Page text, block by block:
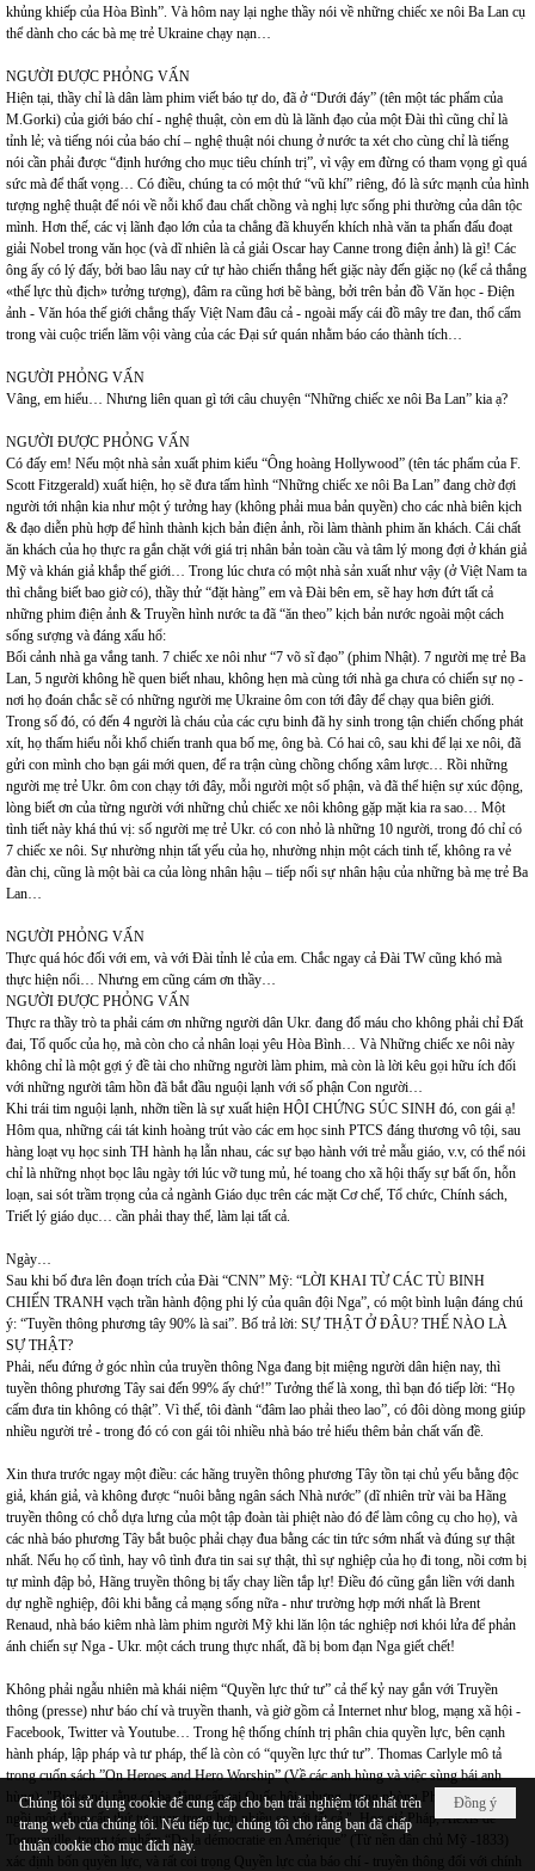
khủng khiếp của Hòa Bình”. Và hôm nay lại nghe thầy nói về những chiếc xe nôi Ba Lan cụ
thể dành cho các bà mẹ trẻ Ukraine chạy nạn…
NGƯỜI ĐƯỢC PHỎNG VẤN
Hiện tại, thầy chỉ là dân làm phim viết báo tự do, đã ở “Dưới đáy” (tên một tác phẩm của
M.Gorki) của giới báo chí - nghệ thuật, còn em dù là lãnh đạo của một Đài thì cũng chỉ là
tỉnh lẻ; và tiếng nói của báo chí – nghệ thuật nói chung ở nước ta xét cho cùng chỉ là tiếng
nói cần phải được “định hướng cho mục tiêu chính trị”, vì vậy em đừng có tham vọng gì quá
sức mà để thất vọng… Có điều, chúng ta có một thứ “vũ khí” riêng, đó là sức mạnh của hình
tượng nghệ thuật để nói về nỗi khổ đau chất chồng và nghị lực sống phi thường của dân tộc
mình. Hơn thế, các vị lãnh đạo lớn của ta chẳng đã khuyến khích nhà văn ta phấn đấu đoạt
giải Nobel trong văn học (và dĩ nhiên là cả giải Oscar hay Canne trong điện ảnh) là gì! Các
ông ấy có lý đấy, bởi bao lâu nay cứ tự hào chiến thắng hết giặc này đến giặc nọ (kể cả thắng
«thế lực thù địch» tưởng tượng), đâm ra cũng hơi bẽ bàng, bởi trên bản đồ Văn học - Điện
ảnh - Văn hóa thế giới chẳng thấy Việt Nam đâu cả - ngoài mấy cái đồ mây tre đan, thổ cẩm
trong vài cuộc triển lãm vội vàng của các Đại sứ quán nhằm báo cáo thành tích…
NGƯỜI PHỎNG VẤN
Vâng, em hiểu… Nhưng liên quan gì tới câu chuyện “Những chiếc xe nôi Ba Lan” kia ạ?
NGƯỜI ĐƯỢC PHỎNG VẤN
Có đấy em! Nếu một nhà sản xuất phim kiểu “Ông hoàng Hollywood” (tên tác phẩm của F.
Scott Fitzgerald) xuất hiện, họ sẽ đưa tấm hình “Những chiếc xe nôi Ba Lan” đang chờ đợi
người tới nhận kia như một ý tưởng hay (không phải mua bản quyền) cho các nhà biên kịch
& đạo diễn phù hợp để hình thành kịch bản điện ảnh, rồi làm thành phim ăn khách. Cái chất
ăn khách của họ thực ra gắn chặt với giá trị nhân bản toàn cầu và tâm lý mong đợi ở khán giả
Mỹ và khán giả khắp thế giới… Trong lúc chưa có một nhà sản xuất như vậy (ở Việt Nam ta
thì chẳng biết bao giờ có), thầy thử “đặt hàng” em và Đài bên em, sẽ hay hơn đứt tất cả
những phim điện ảnh & Truyền hình nước ta đã “ăn theo” kịch bản nước ngoài một cách
sống sượng và đáng xấu hổ:
Bối cảnh nhà ga vắng tanh. 7 chiếc xe nôi như “7 võ sĩ đạo” (phim Nhật). 7 người mẹ trẻ Ba
Lan, 5 người không hề quen biết nhau, không hẹn mà cùng tới nhà ga chưa có chiến sự nọ -
nơi họ đoán chắc sẽ có những người mẹ Ukraine ôm con tới đây để chạy qua biên giới.
Trong số đó, có đến 4 người là cháu của các cựu binh đã hy sinh trong tận chiến chống phát
xít, họ thấm hiểu nỗi khổ chiến tranh qua bố mẹ, ông bà. Có hai cô, sau khi để lại xe nôi, đã
gửi con mình cho bạn gái mới quen, để ra trận cùng chồng chống xâm lược… Rồi những
người mẹ trẻ Ukr. ôm con chạy tới đây, mỗi người một số phận, và đã thể hiện sự xúc động,
lòng biết ơn của từng người với những chủ chiếc xe nôi không gặp mặt kia ra sao… Một
tình tiết này khá thú vị: số người mẹ trẻ Ukr. có con nhỏ là những 10 người, trong đó chỉ có
7 chiếc xe nôi. Sự nhường nhịn tất yếu của họ, nhường nhịn một cách tinh tế, không ra vẻ
đàn chị, cũng là một bài ca của lòng nhân hậu – tiếp nối sự nhân hậu của những bà mẹ trẻ Ba
Lan…
NGƯỜI PHỎNG VẤN
Thực quá hóc đối với em, và với Đài tỉnh lẻ của em. Chắc ngay cả Đài TW cũng khó mà
thực hiện nổi… Nhưng em cũng cám ơn thầy…
NGƯỜI ĐƯỢC PHỎNG VẤN
Thực ra thầy trò ta phải cám ơn những người dân Ukr. đang đổ máu cho không phải chỉ Đất
đai, Tổ quốc của họ, mà còn cho cả nhân loại yêu Hòa Bình… Và Những chiếc xe nôi này
không chỉ là một gợi ý đề tài cho những người làm phim, mà còn là lời kêu gọi hữu ích đối
với những người tâm hồn đã bắt đầu nguội lạnh với số phận Con người…
Khi trái tim nguội lạnh, nhỡn tiền là sự xuất hiện HỘI CHỨNG SÚC SINH đó, con gái ạ!
Hôm qua, những cái tát kinh hoàng trút vào các em học sinh PTCS đáng thương vô tội, sau
hàng loạt vụ học sinh TH hành hạ lẫn nhau, các sự bạo hành với trẻ mẫu giáo, v.v, có thể nói
chỉ là những nhọt bọc lâu ngày tới lúc vỡ tung mủ, hé toang cho xã hội thấy sự bất ổn, hỗn
loạn, sai sót trầm trọng của cả ngành Giáo dục trên các mặt Cơ chế, Tổ chức, Chính sách,
Triết lý giáo dục… cần phải thay thế, làm lại tất cả.
Ngày…
Sau khi bố đưa lên đoạn trích của Đài “CNN” Mỹ: “LỜI KHAI TỪ CÁC TÙ BINH
CHIẾN TRANH vạch trần hành động phi lý của quân đội Nga”, có một bình luận đáng chú
ý: “Tuyền thông phương tây 90% là sai”. Bố trả lời: SỰ THẬT Ở ĐÂU? THẾ NÀO LÀ
SỰ THẬT?
Phải, nếu đứng ở góc nhìn của truyền thông Nga đang bịt miệng người dân hiện nay, thì
tuyền thông phương Tây sai đến 99% ấy chứ!” Tưởng thế là xong, thì bạn đó tiếp lời: “Họ
cấm đưa tin không có thật”. Vì thế, tôi đành “đâm lao phải theo lao”, có đôi dòng mong giúp
nhiều người trẻ - trong đó có con gái tôi nhiều nhà báo trẻ hiểu thêm bản chất vấn đề.
Xin thưa trước ngay một điều: các hãng truyền thông phương Tây tồn tại chủ yếu bằng độc
giả, khán giả, và không được “nuôi bằng ngân sách Nhà nước” (dĩ nhiên trừ vài ba Hãng
truyền thông có chỗ dựa lưng của một tập đoàn tài phiệt nào đó để làm công cụ cho họ), và
các nhà báo phương Tây bắt buộc phải chạy đua bằng các tin tức sớm nhất và đúng sự thật
nhất. Nếu họ cố tình, hay vô tình đưa tin sai sự thật, thì sự nghiệp của họ đi tong, nồi cơm bị
tự mình đập bỏ, Hãng truyền thông bị tẩy chay liền tắp lự! Điều đó cũng gắn liền với danh
dự nghề nghiệp, đôi khi bằng cả mạng sống nữa - như trường hợp mới nhất là Brent
Renaud, nhà báo kiêm nhà làm phim người Mỹ khi lăn lộn tác nghiệp nơi khói lửa để phản
ánh chiến sự Nga - Ukr. một cách trung thực nhất, đã bị bom đạn Nga giết chết!
Không phải ngẫu nhiên mà khái niệm “Quyền lực thứ tư” cả thế kỷ nay gắn với Truyền
thông (presse) như báo chí và truyền thanh, và giờ gồm cả Internet như blog, mạng xã hội -
Facebook, Twitter và Youtube… Trong hệ thống chính trị phân chia quyền lực, bên cạnh
hành pháp, lập pháp và tư pháp, thế là còn có “quyền lực thứ tư”. Thomas Carlyle mô tả
trong cuốn sách ”On Heroes and Hero Worship” (Về các anh hùng và việc sùng bái anh
hùng): "Burke nói rằng có ba đẳng cấp tại Quốc hội, nhưng, trong phòng Phóng viên, có
ngồi một đẳng cấp thứ tư quan trọng hơn nhiều so với tất cả ". Học giả Pháp, Alexis de
Tocqueville, trong tác phẩm “De la démocratie en Amérique” (Từ nền dân chủ Mỹ -1833)
xác định bốn quyền lực, và rất coi trọng Quyền lực của báo chí - truyền thông đối với chính
Đồng ý
Chúng tôi sử dụng cookie để cung cấp cho bạn trải nghiệm tốt nhất trên
trang web của chúng tôi. Nếu tiếp tục, chúng tôi cho rằng bạn đã chấp
thuận cookie cho mục đích này.